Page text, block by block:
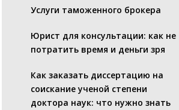
Услуги таможенного брокера
Юрист для консультации: как не
потратить время и деньги зря
Как заказать диссертацию на
соискание ученой степени
доктора наук: что нужно знать